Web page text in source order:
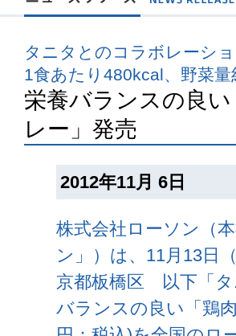
タニタとのコラボレーシ
1食あたり480kcal、野菜
栄養バランスの良
レー」発売
2012年11月 6日
株式会社ローソン（
ン」）は、11月13日
京都板橋区 以下「
バランスの良い「鶏